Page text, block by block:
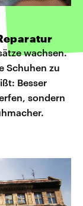
wachsen.
Schuhen zu
Besser
sondern